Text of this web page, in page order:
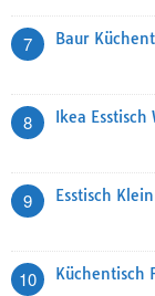
7 Baur
8 Ikea
9 Esstisch
10 Küchentisch